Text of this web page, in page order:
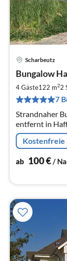
Scharbeutz
Bungalow
4 Gäste122 m22
7
Strandnaher
entfernt in
Kostenfreie
ab 100€/